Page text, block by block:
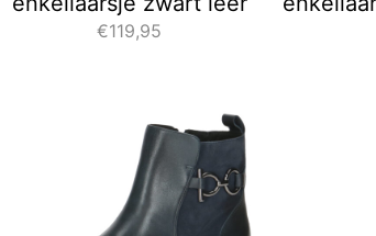
€119,95